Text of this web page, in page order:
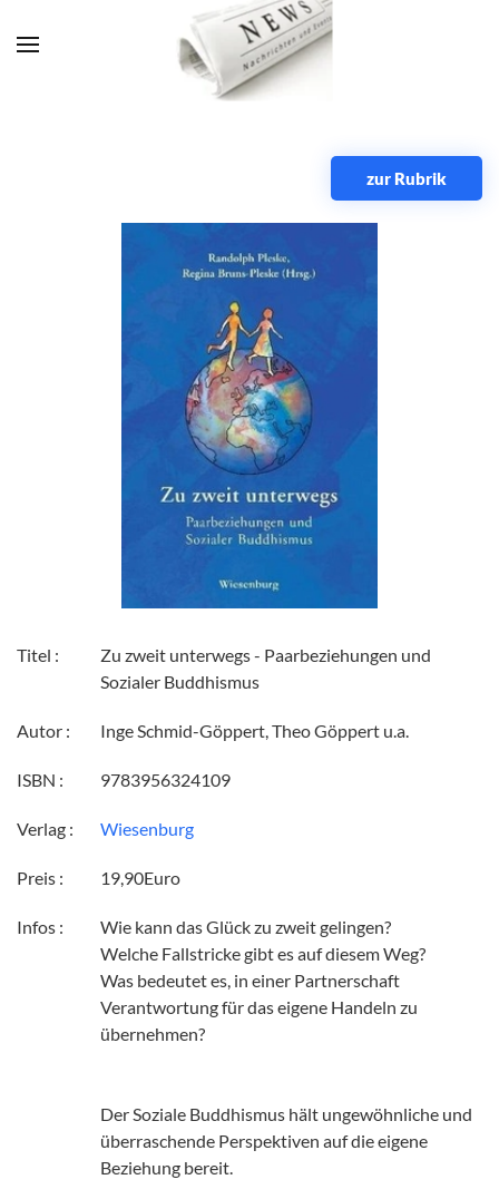
Zum Hauptinhalt springen
zur Rubrik
Titel :
Zu zweit unterwegs - Paarbeziehungen und
Sozialer Buddhismus
Autor : Inge Schmid-Göppert, Theo Göppert u.a.
ISBN : 9783956324109
Verlag : Wiesenburg
Preis : 19,90Euro
Infos :
Wie kann das Glück zu zweit gelingen?
Welche Fallstricke gibt es auf diesem Weg?
Was bedeutet es, in einer Partnerschaft
Verantwortung für das eigene Handeln zu
übernehmen?
Der Soziale Buddhismus hält ungewöhnliche und
überraschende Perspektiven auf die eigene
Beziehung bereit.